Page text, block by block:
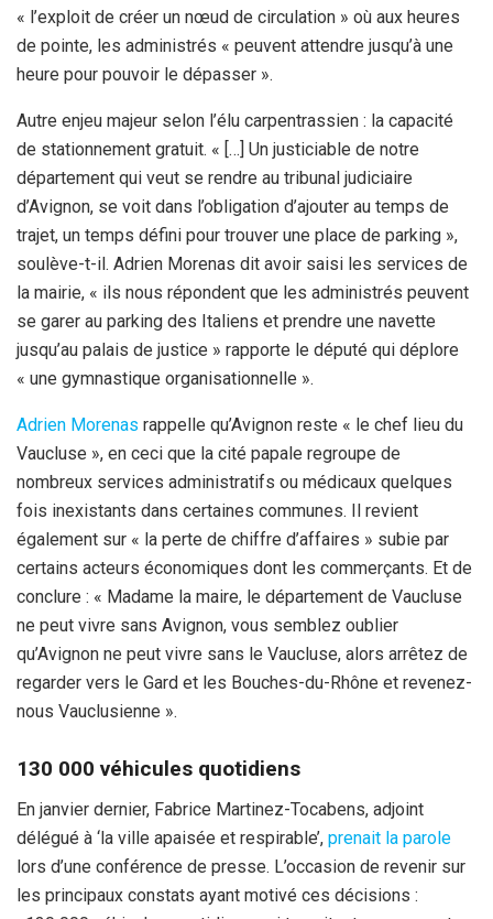
« l’exploit de créer un nœud de circulation » où aux heures
de pointe, les administrés « peuvent attendre jusqu’à une
heure pour pouvoir le dépasser ».
Autre enjeu majeur selon l’élu carpentrassien : la capacité
de stationnement gratuit. « […] Un justiciable de notre
département qui veut se rendre au tribunal judiciaire
d’Avignon, se voit dans l’obligation d’ajouter au temps de
trajet, un temps défini pour trouver une place de parking »,
soulève-t-il. Adrien Morenas dit avoir saisi les services de
la mairie, « ils nous répondent que les administrés peuvent
se garer au parking des Italiens et prendre une navette
jusqu’au palais de justice » rapporte le député qui déplore
« une gymnastique organisationnelle ».
Adrien Morenas rappelle qu’Avignon reste « le chef lieu du
Vaucluse », en ceci que la cité papale regroupe de
nombreux services administratifs ou médicaux quelques
fois inexistants dans certaines communes. Il revient
également sur « la perte de chiffre d’affaires » subie par
certains acteurs économiques dont les commerçants. Et de
conclure : « Madame la maire, le département de Vaucluse
ne peut vivre sans Avignon, vous semblez oublier
qu’Avignon ne peut vivre sans le Vaucluse, alors arrêtez de
regarder vers le Gard et les Bouches-du-Rhône et revenez-
nous Vauclusienne ».
130 000 véhicules quotidiens
En janvier dernier, Fabrice Martinez-Tocabens, adjoint
délégué à ‘la ville apaisée et respirable’, prenait la parole
lors d’une conférence de presse. L’occasion de revenir sur
les principaux constats ayant motivé ces décisions :